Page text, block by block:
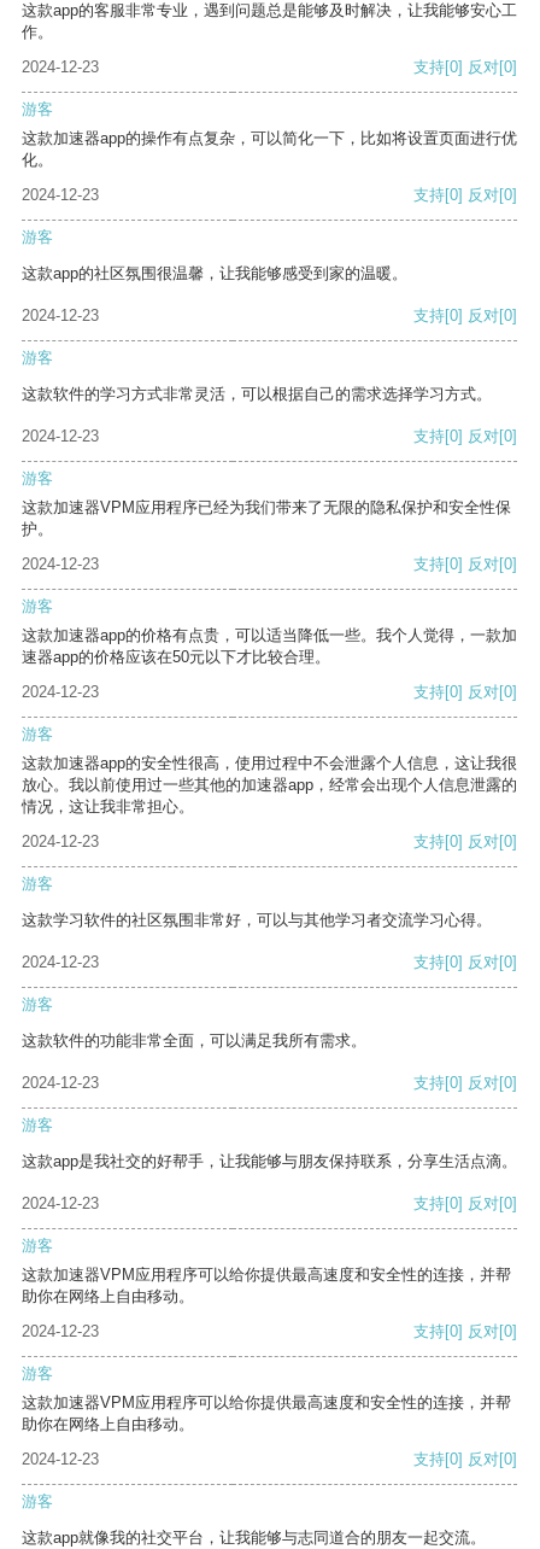
这款app的客服非常专业，遇到问题总是能够及时解决，让我能够安心工
作。
2024-12-23
支持[0] 反对[0]
游客
这款加速器app的操作有点复杂，可以简化一下，比如将设置页面进行优
化。
2024-12-23
支持[0] 反对[0]
游客
这款app的社区氛围很温馨，让我能够感受到家的温暖。
2024-12-23 支持[0] 反对[0]
游客
这款软件的学习方式非常灵活，可以根据自己的需求选择学习方式。
2024-12-23 支持[0] 反对[0]
游客
这款加速器VPM应用程序已经为我们带来了无限的隐私保护和安全性保
护。
2024-12-23
支持[0] 反对[0]
游客
这款加速器app的价格有点贵，可以适当降低一些。我个人觉得，一款加
速器app的价格应该在50元以下才比较合理。
2024-12-23
支持[0] 反对[0]
游客
这款加速器app的安全性很高，使用过程中不会泄露个人信息，这让我很
放心。我以前使用过一些其他的加速器app，经常会出现个人信息泄露的
情况，这让我非常担心。
2024-12-23
支持[0] 反对[0]
游客
这款学习软件的社区氛围非常好，可以与其他学习者交流学习心得。
2024-12-23 支持[0] 反对[0]
游客
这款软件的功能非常全面，可以满足我所有需求。
2024-12-23 支持[0] 反对[0]
游客
这款app是我社交的好帮手，让我能够与朋友保持联系，分享生活点滴。
2024-12-23 支持[0] 反对[0]
游客
这款加速器VPM应用程序可以给你提供最高速度和安全性的连接，并帮
助你在网络上自由移动。
2024-12-23
支持[0] 反对[0]
游客
这款加速器VPM应用程序可以给你提供最高速度和安全性的连接，并帮
助你在网络上自由移动。
2024-12-23
支持[0] 反对[0]
游客
这款app就像我的社交平台，让我能够与志同道合的朋友一起交流。